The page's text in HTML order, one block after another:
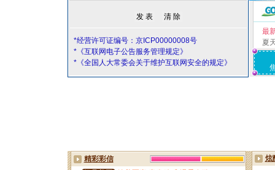
*经营许可证编号：京ICP00000008号
*《互联网电子公告服务管理规定》
*《全国人大常委会关于维护互联网安全的规定》
最
夏